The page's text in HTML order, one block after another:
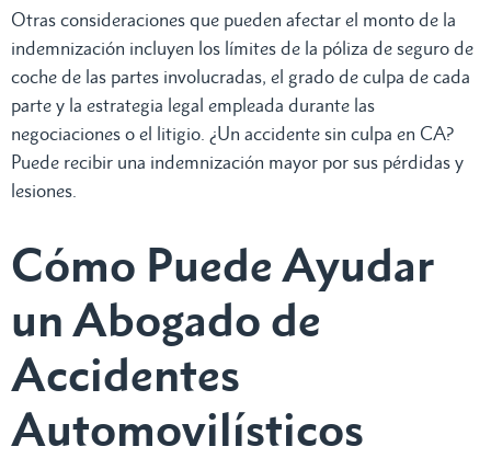
Otras consideraciones que pueden afectar el monto de la
indemnización incluyen los límites de la póliza de seguro de
coche de las partes involucradas, el grado de culpa de cada
parte y la estrategia legal empleada durante las
negociaciones o el litigio. ¿Un accidente sin culpa en CA?
Puede recibir una indemnización mayor por sus pérdidas y
lesiones.
Cómo Puede Ayudar
un Abogado de
Accidentes
Automovilísticos